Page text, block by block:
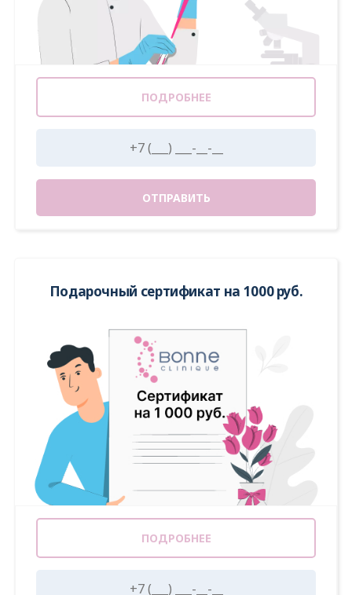
ПОДРОБНЕЕ
ОТПРАВИТЬ
Подарочный сертификат на 1000 руб.
ПОДРОБНЕЕ